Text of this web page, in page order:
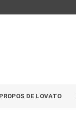
DE LOVATO